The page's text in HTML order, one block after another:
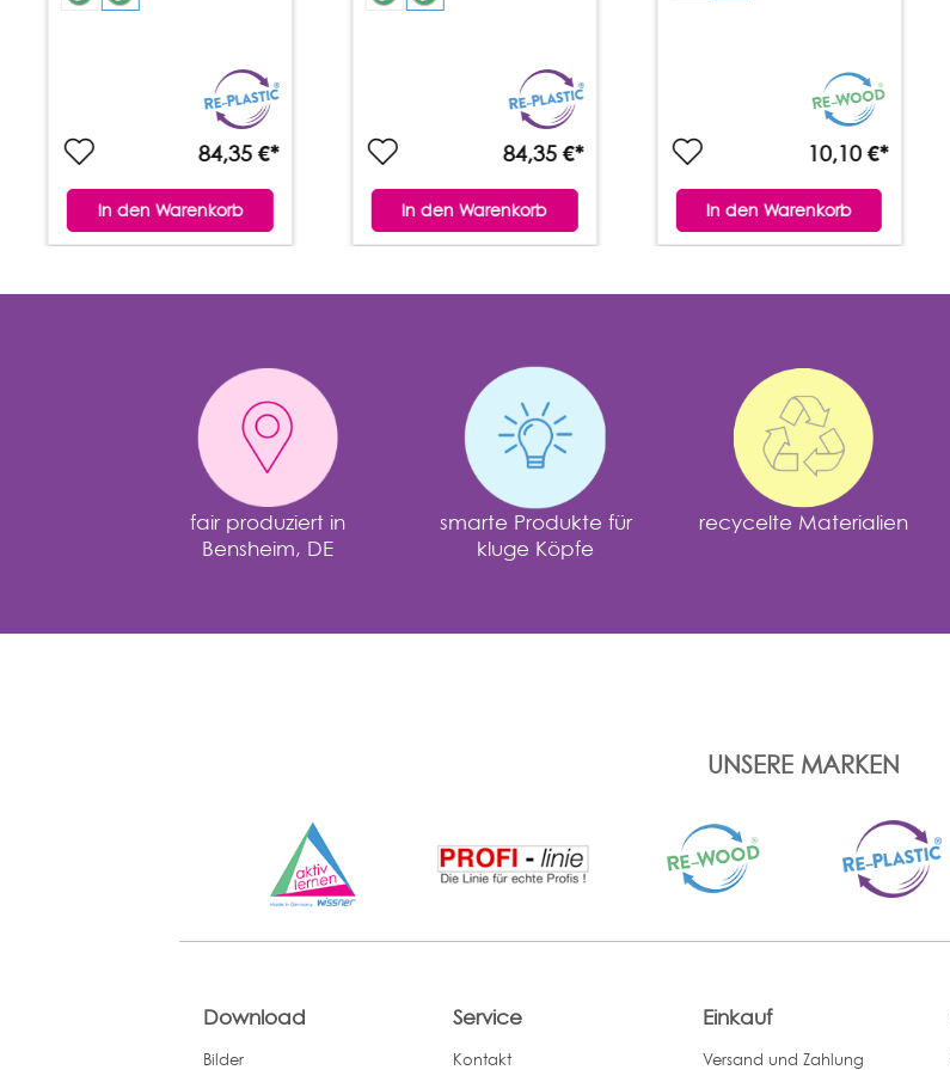
84,35 €*
In den Warenkorb
84,35 €*
In den Warenkorb
10,10 €*
In den Warenkorb
fair produziert in
Bensheim, DE
smarte Produkte für
kluge Köpfe
recycelte Materialien
UNSERE MARKEN
Download
Bilder
Service
Kontakt
Einkauf
Versand und Zahlung